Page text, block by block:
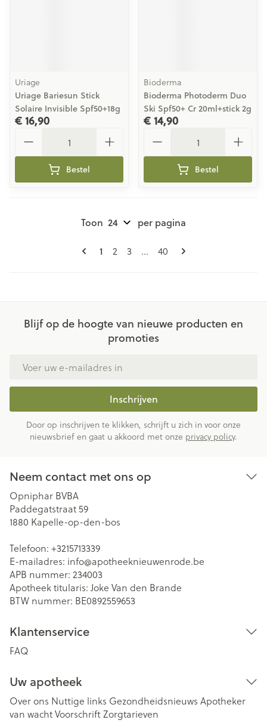
Uriage
Uriage Bariesun Stick
Solaire Invisible Spf50+18g
€ 16,90
Bestel
Bioderma
Bioderma Photoderm Duo
Ski Spf50+ Cr 20ml+stick 2g
€ 14,90
Bestel
Pagina's
U lees momenteel pagina
1 Pagina
2 Pagina
3 ... Pagina
40
Toon per pagina
Blijf op de hoogte van nieuwe producten en
promoties
Inschrijven
Door op inschrijven te klikken, schrijft u zich in voor onze
nieuwsbrief en gaat u akkoord met onze privacy policy.
Neem contact met ons op
Opniphar BVBA
Paddegatstraat 59
1880 Kapelle-op-den-bos
Telefoon: +3215713339
E-mailadres: info@apotheeknieuwenrode.be
APB nummer: 234003
Apotheek titularis: Joke Van den Brande
BTW nummer: BE0892559653
Klantenservice
FAQ
Uw apotheek
Over ons Nuttige links Gezondheidsnieuws Apotheker
van wachtVoorschriftZorgtarieven